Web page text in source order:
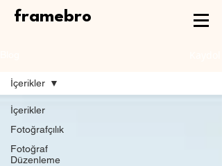
framebro
İçerikler
Fotoğrafçılık
Fotoğraf
Düzenleme
İçerikler